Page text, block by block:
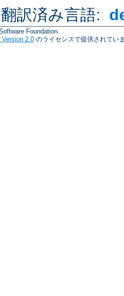
翻訳済み言語:
Foundation.
2.0 のライセンスで提供されてい